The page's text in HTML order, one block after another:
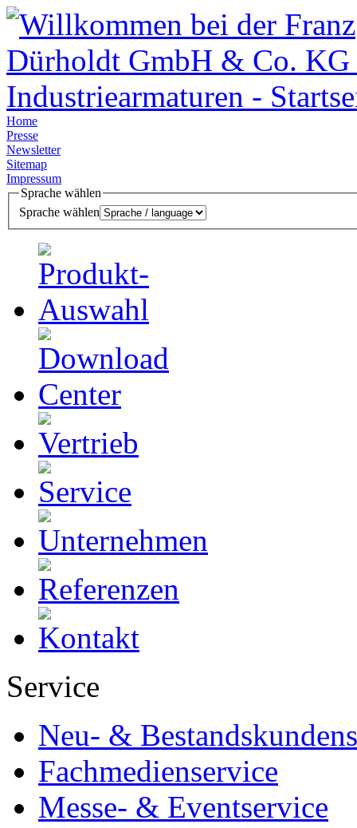
Home
Presse
Newsletter
Sitemap
Impressum
Sprache wählen
Sprache wählen
Service
Neu- &
Fachmedienservice
Messe- & Eventservice